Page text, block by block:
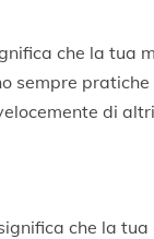
che la tua
sempre
di
che la